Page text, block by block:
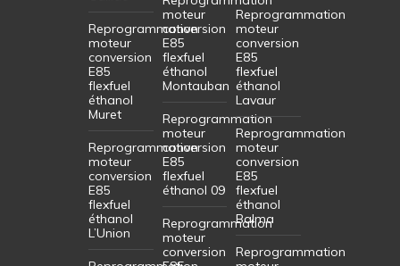
Reprogrammation
moteur
conversion
E85
flexfuel
éthanol
Muret
Reprogrammation
moteur
conversion
E85
flexfuel
éthanol
L’Union
moteur
conversion
E85
flexfuel
éthanol
Montauban
Reprogrammation
moteur
conversion
E85
flexfuel
éthanol 09
Reprogrammation
moteur
conversion
Reprogrammation
moteur
conversion
E85
flexfuel
éthanol
Lavaur
Reprogrammation
moteur
conversion
E85
flexfuel
éthanol
Balma
Reprogrammation